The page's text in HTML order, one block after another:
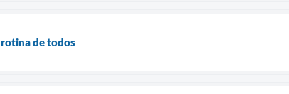
rotina de todos